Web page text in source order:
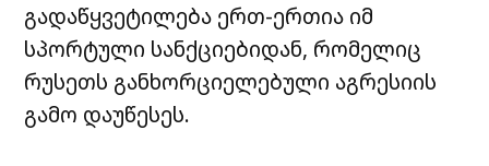
გადაწყვეტილება ერთ-ერთია იმ
სპორტული სანქციებიდან, რომელიც
რუსეთს განხორციელებული აგრესიის
გამო დაუწესეს.